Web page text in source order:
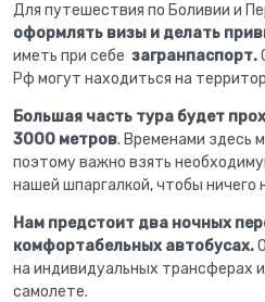
Для путешествия по Боливии и
оформлять визы и делать
иметь при себе загранпаспорт.
Рф могут находиться на
Большая часть тура будет
3000 метров. Временами здесь
поэтому важно взять
нашей шпаргалкой, чтобы ничего
Нам предстоит два ночных
комфортабельных автобусах.
на индивидуальных трансферах
самолете.